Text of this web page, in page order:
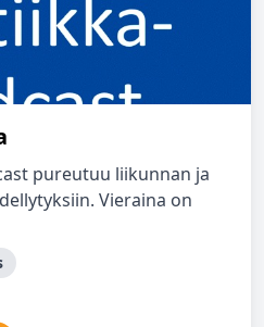
pureutuu liikunnan ja
Vieraina on